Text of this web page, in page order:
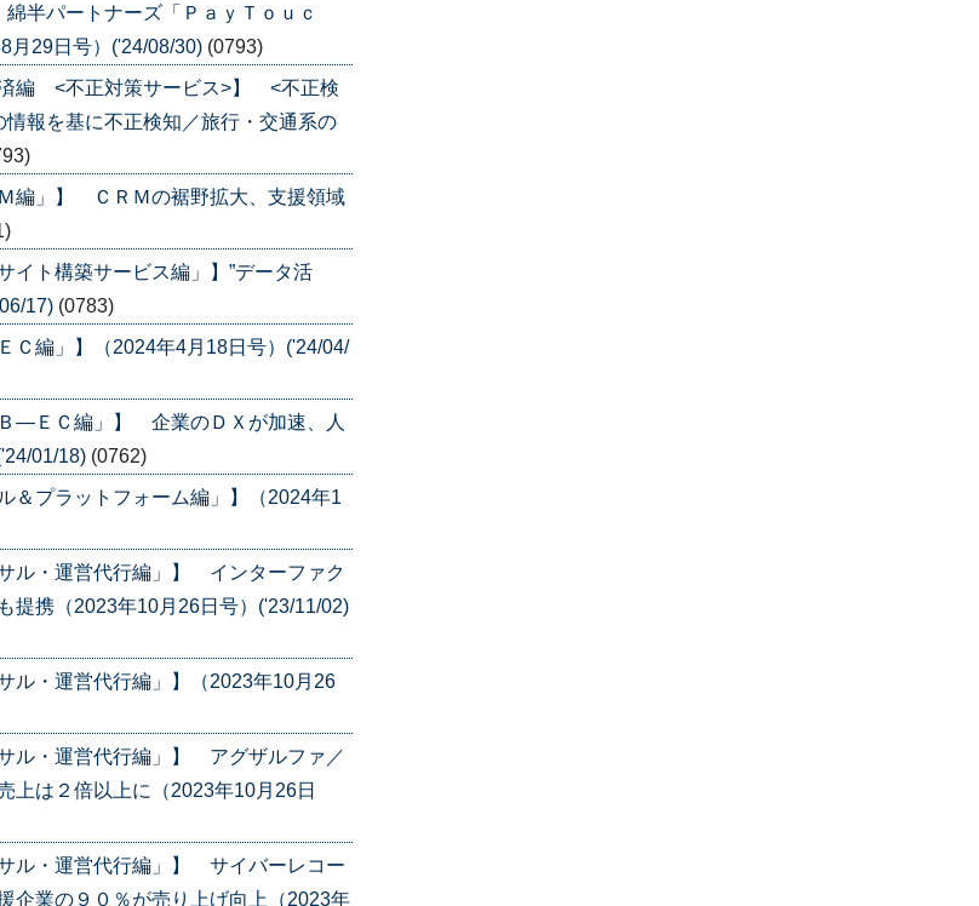
半パートナーズ「ＰａｙＴｏｕｃ
月29日号）('24/08/30) (0793)
編 <不正対策サービス>】 <不正検
報を基に不正検知／旅行・交通系の
編」】 ＣＲＭの裾野拡大、支援領域
イト構築サービス編」】”データ活
17) (0783)
Ｃ編」】（2024年4月18日号）('24/04/
―ＥＣ編」】 企業のＤＸが加速、人
01/18) (0762)
＆プラットフォーム編」】（2024年1
ル・運営代行編」】 インターファク
提携（2023年10月26日号）('23/11/02)
ル・運営代行編」】（2023年10月26
ル・運営代行編」】 アグザルファ／
上は２倍以上に（2023年10月26日
ル・運営代行編」】 サイバーレコー
企業の９０％が売り上げ向上（2023年